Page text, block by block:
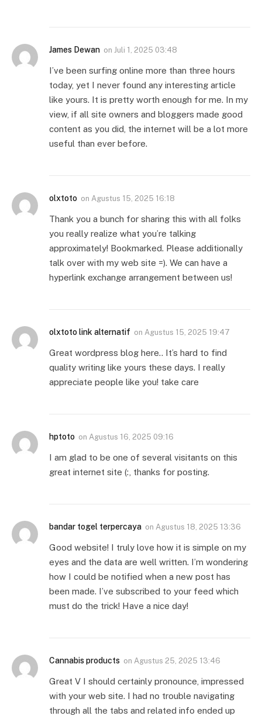
James Dewan on Juli 1, 2025 03:48
I’ve been surfing online more than three hours
today, yet I never found any interesting article
like yours. It is pretty worth enough for me. In my
view, if all site owners and bloggers made good
content as you did, the internet will be a lot more
useful than ever before.
olxtoto on Agustus 15, 2025 16:18
Thank you a bunch for sharing this with all folks
you really realize what you’re talking
approximately! Bookmarked. Please additionally
talk over with my web site =). We can have a
hyperlink exchange arrangement between us!
olxtoto link alternatif on Agustus 15, 2025 19:47
Great wordpress blog here.. It’s hard to find
quality writing like yours these days. I really
appreciate people like you! take care
hptoto on Agustus 16, 2025 09:16
I am glad to be one of several visitants on this
great internet site (:, thanks for posting.
bandar togel terpercaya on Agustus 18, 2025 13:36
Good website! I truly love how it is simple on my
eyes and the data are well written. I’m wondering
how I could be notified when a new post has
been made. I’ve subscribed to your feed which
must do the trick! Have a nice day!
Cannabis products on Agustus 25, 2025 13:46
Great V I should certainly pronounce, impressed
with your web site. I had no trouble navigating
through all the tabs and related info ended up